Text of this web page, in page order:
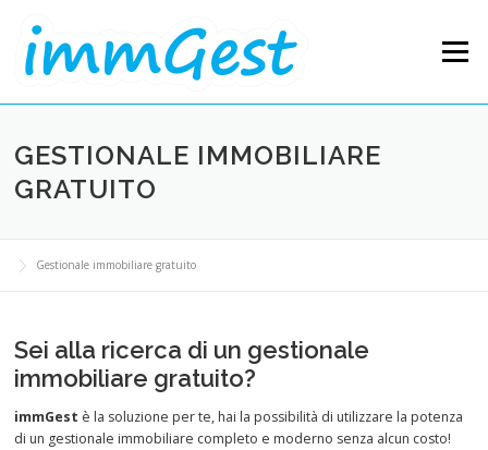
Menu
GESTIONALE IMMOBILIARE
GRATUITO
Gestionale immobiliare gratuito
Sei alla ricerca di un gestionale
immobiliare gratuito?
immGest è la soluzione per te, hai la possibilità di utilizzare la potenza
di un gestionale immobiliare completo e moderno senza alcun costo!